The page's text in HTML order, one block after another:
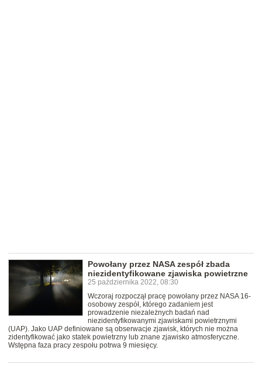
Powołany przez NASA zespół zbada
niezidentyfikowane zjawiska powietrzne
25 października 2022, 08:30
Wczoraj rozpoczął pracę powołany przez NASA 16-
osobowy zespół, którego zadaniem jest
prowadzenie niezależnych badań nad
niezidentyfikowanymi zjawiskami powietrznymi
(UAP). Jako UAP definiowane są obserwacje zjawisk, których nie można
zidentyfikować jako statek powietrzny lub znane zjawisko atmosferyczne.
Wstępna faza pracy zespołu potrwa 9 miesięcy.